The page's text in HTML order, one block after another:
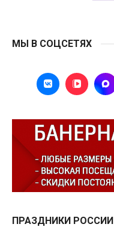
МЫ В СОЦСЕТЯХ
ПРАЗДНИКИ РОССИИ